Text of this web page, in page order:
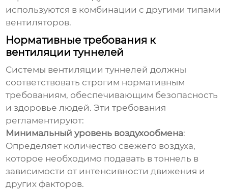
используются в комбинации с другими типами
вентиляторов.
Нормативные требования к
вентиляции туннелей
Системы вентиляции туннелей должны
соответствовать строгим нормативным
требованиям, обеспечивающим безопасность
и здоровье людей. Эти требования
регламентируют:
Минимальный уровень воздухообмена:
Определяет количество свежего воздуха,
которое необходимо подавать в тоннель в
зависимости от интенсивности движения и
других факторов.